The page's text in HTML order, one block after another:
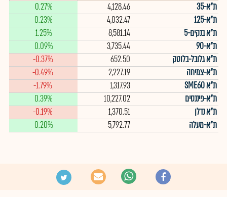
ת"א-35
4,128.46
0.27%
ת"א-125
4,032.47
0.23%
ת"א בנקים-5
8,581.14
1.25%
ת"א-90
3,735.44
0.09%
ת"א גלובל-בלוטק
652.50
-0.37%
ת"א-צמיחה
2,227.19
-0.49%
ת"א SME60
1,317.93
-1.79%
ת"א-פיננסים
10,227.02
0.39%
ת"א נדלן
1,370.51
-0.19%
ת"א-מעלה
5,792.77
0.20%